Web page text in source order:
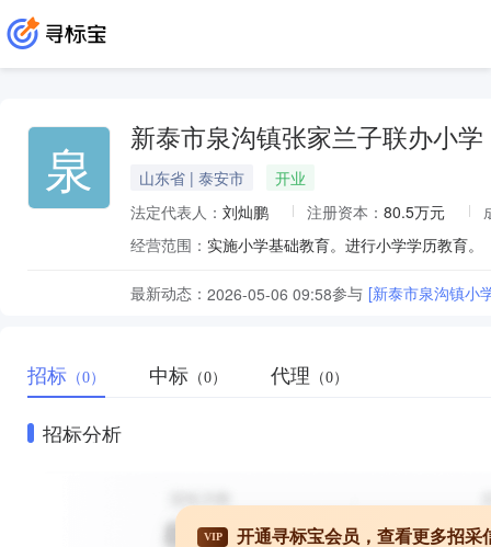
泉 新泰市泉沟镇张家兰子联办小学
山东省 | 泰安市
开业
法定代表人： 刘灿鹏 注册资本： 80.5万元
经营范围： 实施小学基础教育。进行小学学历教育。
最新动态： 2026-05-06 09:58参与 [新泰市泉沟镇小
招标 （0） 中标 （0） 代理 （0）
招标分析
VIP 开通寻标宝会员，查看更多招采